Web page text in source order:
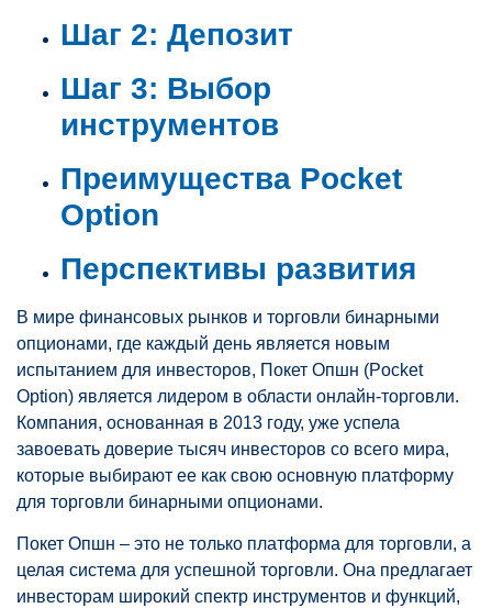
Шаг 2: Депозит
Шаг 3: Выбор
инструментов
Преимущества Pocket
Option
Перспективы развития
В мире финансовых рынков и торговли бинарными
опционами, где каждый день является новым
испытанием для инвесторов, Покет Опшн (Pocket
Option) является лидером в области онлайн-торговли.
Компания, основанная в 2013 году, уже успела
завоевать доверие тысяч инвесторов со всего мира,
которые выбирают ее как свою основную платформу
для торговли бинарными опционами.
Покет Опшн – это не только платформа для торговли, а
целая система для успешной торговли. Она предлагает
инвесторам широкий спектр инструментов и функций,